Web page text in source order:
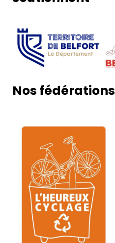
Nos fédérations